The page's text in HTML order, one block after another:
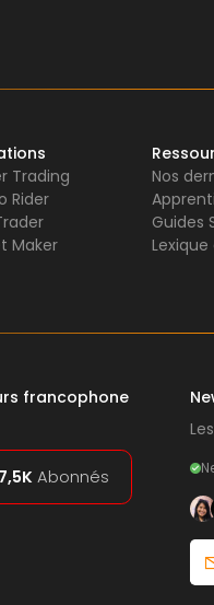
Trading
Rider
Maker
Nos
Guides
francophone
Abonnés